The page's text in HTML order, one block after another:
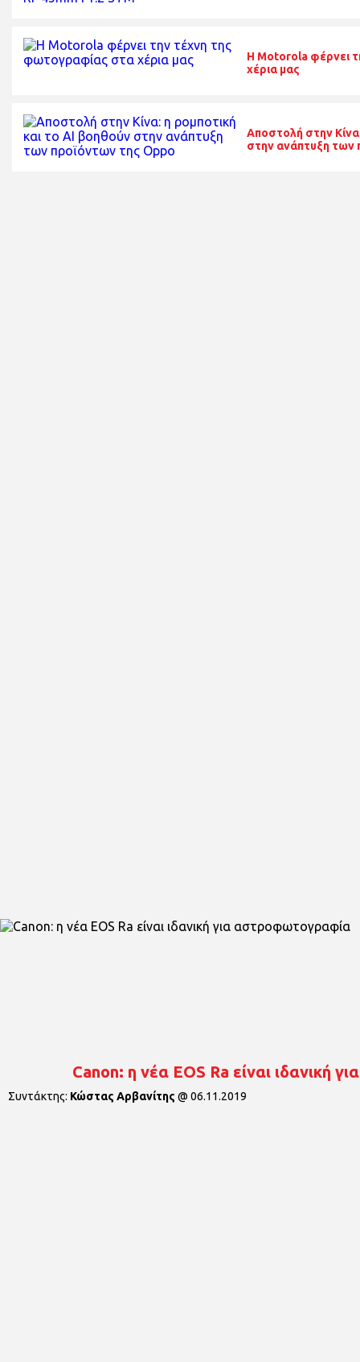
H Motorola φέρνει
χέρια μας
Αποστολή στην
στην ανάπτυξη των
Canon: η νέα EOS Ra είναι ιδανική
Συντάκτης: Κώστας Αρβανίτης @ 06.11.2019